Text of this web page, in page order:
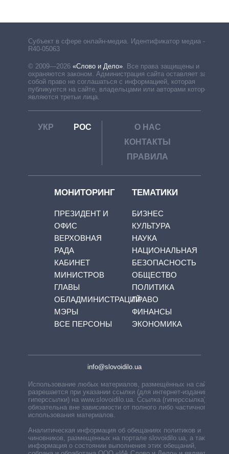
Субъект в сфере онлайн-медиа. Идентификатор медиа –
R40-05063
© 2009—2026 «Слово и Дело»
Все права защищены и
охраняются законом. Администрация сайта оставляет за
собой право не соглашаться с информацией, которая
публикуется на сайте, владельцами или авторами которой
являются третьи лица.
УКР РОС
О НАС
КОНТАКТЫ
ПРАВИЛА
МОНИТОРИНГ
ПРЕЗИДЕНТ И
ОФИС
ВЕРХОВНАЯ
РАДА
КАБИНЕТ
МИНИСТРОВ
ГЛАВЫ
ОБЛАДМИНИСТРАЦИЙ
МЭРЫ
ВСЕ ПЕРСОНЫ
ТЕМАТИКИ
БИЗНЕС
КУЛЬТУРА
НАУКА
НАЦИОНАЛЬНАЯ
БЕЗОПАСНОСТЬ
ОБЩЕСТВО
ПОЛИТИКА
ПРАВО
ФИНАНСЫ
ЭКОНОМИКА
info@slovoidilo.ua
Использование любых материалов, размещённых на сайте,
разрешается при указании ссылки (для интернет-изданий —
гиперссылки) на www.slovoidilo.ua. Ссылка (гиперссылка)
обязательна вне зависимости от полного либо частичного
использования материалов.
Аналитическая информация об обещаниях политиков и
чиновников, размещенных на портале slovoidilo.ua, а также
информация о состоянии выполнения этих обещаний,